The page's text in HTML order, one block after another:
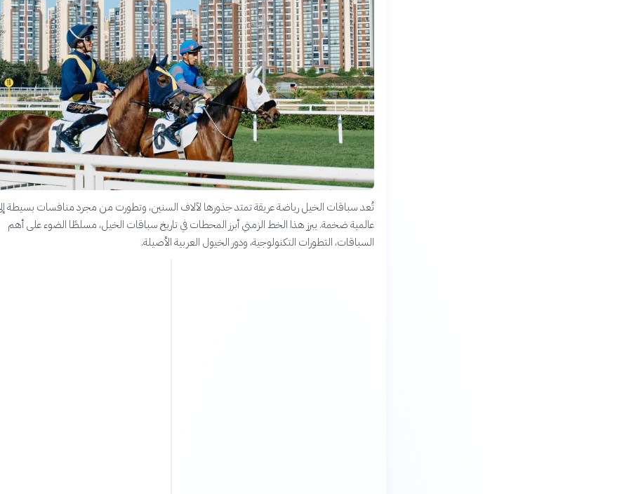
تُعد سباقات الخيل رياضة عريقة تمتد جذورها لآلاف السنين، وتطورت من مجرد منافسات بسيطة
عالمية ضخمة. يبرز هذا الخط الزمني أبرز المحطات في تاريخ سباقات الخيل، مسلطًا الضوء على أهم
السباقات، التطورات التكنولوجية، ودور الخيول العربية الأصيلة.